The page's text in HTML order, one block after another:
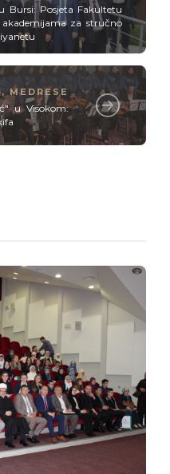
Bursi: Posjeta Fakultetu
za stručno
, MEDRESE
u Visokom: